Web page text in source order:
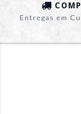
Entregas em